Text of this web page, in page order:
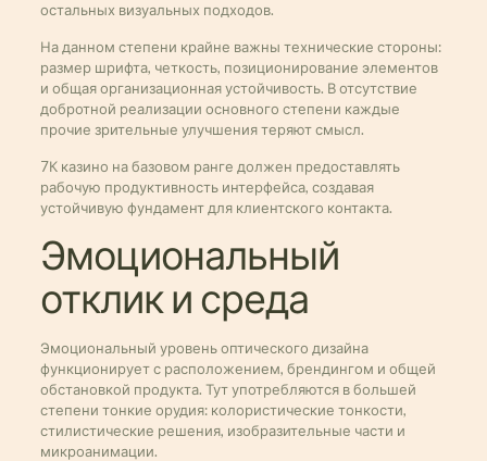
остальных визуальных подходов.
На данном степени крайне важны технические стороны:
размер шрифта, четкость, позиционирование элементов
и общая организационная устойчивость. В отсутствие
добротной реализации основного степени каждые
прочие зрительные улучшения теряют смысл.
7К казино на базовом ранге должен предоставлять
рабочую продуктивность интерфейса, создавая
устойчивую фундамент для клиентского контакта.
Эмоциональный
отклик и среда
Эмоциональный уровень оптического дизайна
функционирует с расположением, брендингом и общей
обстановкой продукта. Тут употребляются в большей
степени тонкие орудия: колористические тонкости,
стилистические решения, изобразительные части и
микроанимации.